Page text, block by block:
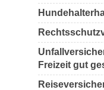
Freizeit gut